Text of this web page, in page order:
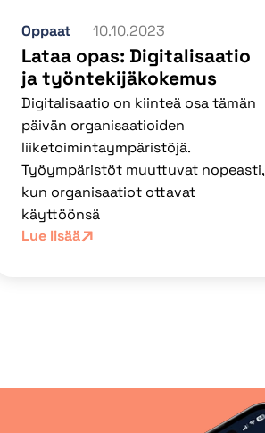
Oppaat 10.10.2023
Lataa opas: Digitalisaatio
ja työntekijäkokemus
Digitalisaatio on kiinteä osa tämän
päivän organisaatioiden
liiketoimintaympäristöjä.
Työympäristöt muuttuvat nopeasti,
kun organisaatiot ottavat
käyttöönsä
Lue lisää